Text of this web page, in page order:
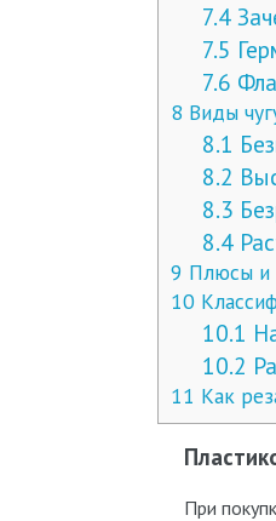
7.4
7.5
7.6
8 Виды
8.1
8.2
8.3
8.4
9 Плюсы и
10
10.1
10.2
11 Как
При